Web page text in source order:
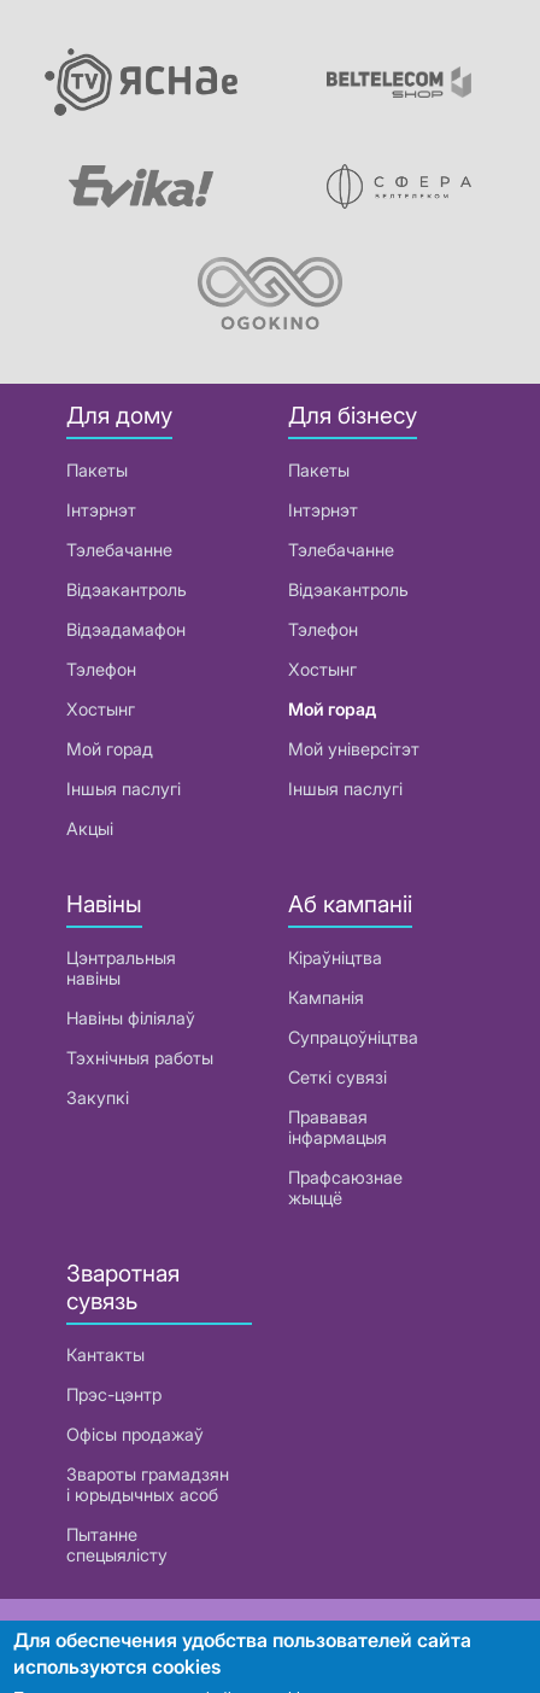
Для дому
Пакеты
Інтэрнэт
Тэлебачанне
Відэакантроль
Відэадамафон
Тэлефон
Хостынг
Мой горад
Іншыя паслугі
Акцыі
Для бізнесу
Пакеты
Інтэрнэт
Тэлебачанне
Відэакантроль
Тэлефон
Хостынг
Мой горад
Мой універсітэт
Іншыя паслугі
Навіны
Цэнтральныя
навіны
Навіны філіялаў
Тэхнічныя работы
Закупкі
Аб кампаніі
Кіраўніцтва
Кампанія
Супрацоўніцтва
Сеткі сувязі
Прававая
інфармацыя
Прафсаюзнае
жыццё
Зваротная
сувязь
Кантакты
Прэс-цэнтр
Офісы продажаў
Звароты грамадзян
і юрыдычных асоб
Пытанне
спецыялісту
РУП «Белтэлекам». УНП 101007741
Для обеспечения удобства пользователей сайта
используются cookies